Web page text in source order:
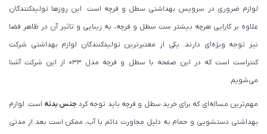
لوازم ضروری در سرویس بهداشتی سطل و فرچه است. این روزها تولیدکنندگان
علاوه بر کارایی هرچه بیشتر ست سطل و فرچه، به زیبایی و تاثیر آن در ظاهر فضا
نیز توجه ویژه‌ای دارند. یکی از معتبرترین تولیدکنندگان لوازم بهداشتی شرکت
کنتراست است که در این صفحه با سطل و فرچه مدل 033 از این شرکت آشنا
می‌شویم.
مهم‌ترین مساله‌ای که برای خرید سطل و فرچه باید توجه کرد جنس بدنه است. لوازم
بهداشتی دستشویی و حمام به دلیل مجاورت دائم با آب، ممکن است بعد از مدتی